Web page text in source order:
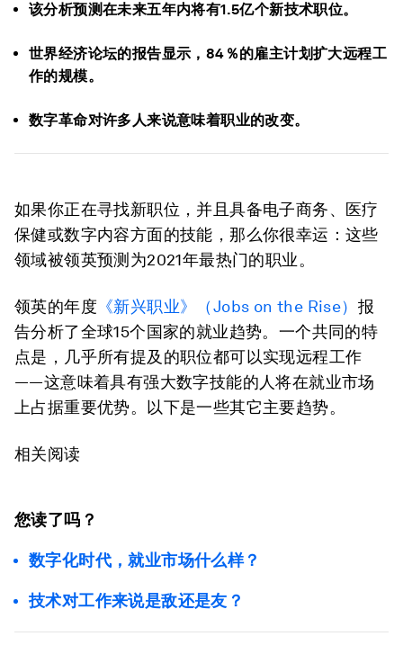
该分析预测在未来五年内将有1.5亿个新技术职位。
世界经济论坛的报告显示，84％的雇主计划扩大远程工
作的规模。
数字革命对许多人来说意味着职业的改变。
如果你正在寻找新职位，并且具备电子商务、医疗
保健或数字内容方面的技能，那么你很幸运：这些
领域被领英预测为2021年最热门的职业。
领英的年度 《新兴职业》 （Jobs on the Rise） 报
告分析了全球15个国家的就业趋势。一个共同的特
点是，几乎所有提及的职位都可以实现远程工作
——这意味着具有强大数字技能的人将在就业市场
上占据重要优势。以下是一些其它主要趋势。
相关阅读
您读了吗？
数字化时代，就业市场什么样？
技术对工作来说是敌还是友？